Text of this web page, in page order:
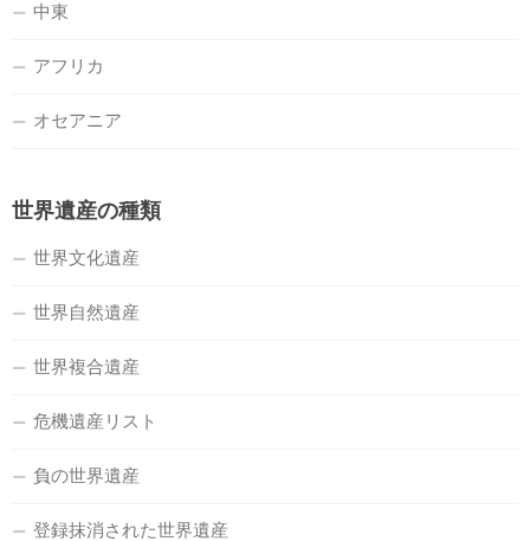
中東
アフリカ
オセアニア
世界遺産の種類
世界文化遺産
世界自然遺産
世界複合遺産
危機遺産リスト
負の世界遺産
登録抹消された世界遺産